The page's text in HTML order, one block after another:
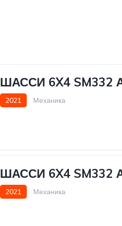
ШАССИ 6X4 SM332
2021
Механика
ШАССИ 6X4 SM332
2021
Механика